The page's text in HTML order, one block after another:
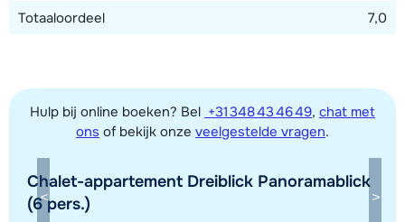
Toon alle accommodaties in dit gebied
Totaaloordeel 7,0
Hulp bij online boeken? Bel +31 348 43 46 49, chat met
ons of bekijk onze veelgestelde vragen.
Chalet-appartement Dreiblick Panoramablick
(6 pers.)